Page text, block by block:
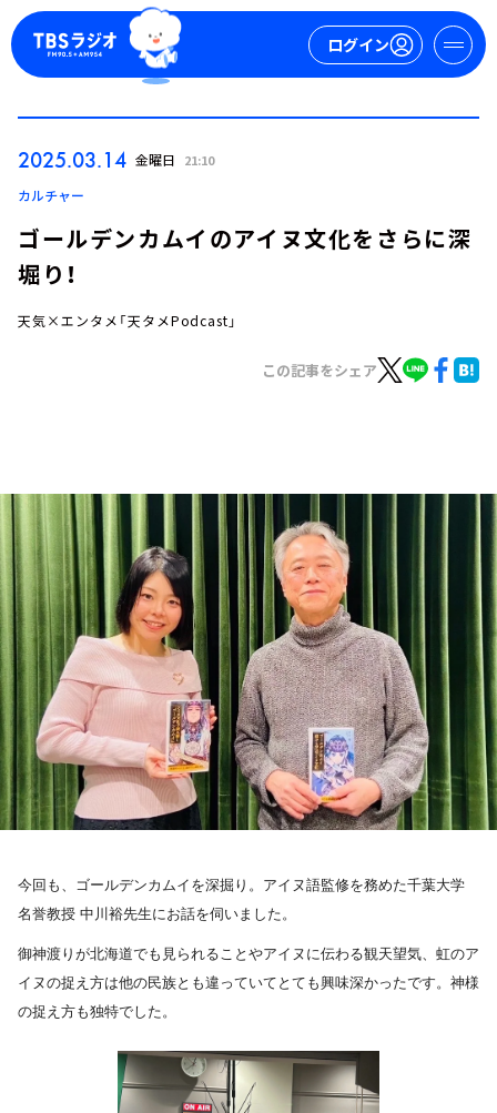
ログイン
お知らせ
イベント・グッズ
YouTube
会社情報
2025.03.14 金曜日 21:10
カルチャー
ゴールデンカムイのアイヌ文化をさらに深
堀り！
天気×エンタメ「天タメPodcast」
この記事をシェア
今回も、ゴールデンカムイを深掘り。アイヌ語監修を務めた千葉大学
名誉教授 中川裕先生にお話を伺いました。
御神渡りが北海道でも見られることやアイヌに伝わる観天望気、虹のア
イヌの捉え方は他の民族とも違っていてとても興味深かったです。神様
の捉え方も独特でした。